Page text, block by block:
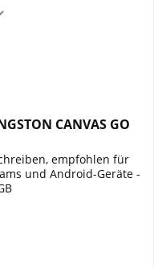
CANVAS GO
empfohlen für
und Android-Geräte -